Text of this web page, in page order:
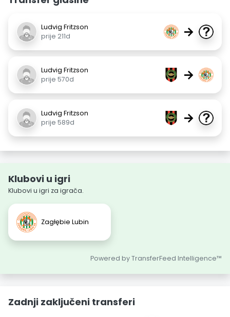
Ludvig Fritzson
prije 211d
→
Ludvig Fritzson
prije 570d
→
Ludvig Fritzson
prije 589d
→
Klubovi u igri
Klubovi u igri za igrača.
Zagłębie Lubin
Powered by TransferFeed Intelligence™
Zadnji zaključeni transferi